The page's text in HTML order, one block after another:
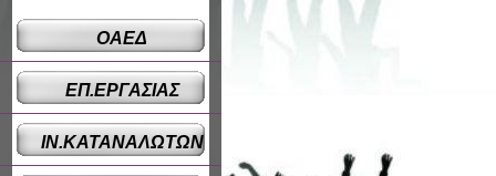
ΟΑΕΔ
ΕΠ.ΕΡΓΑΣΙΑΣ
ΙΝ.ΚΑΤΑΝΑΛΩΤΩΝ